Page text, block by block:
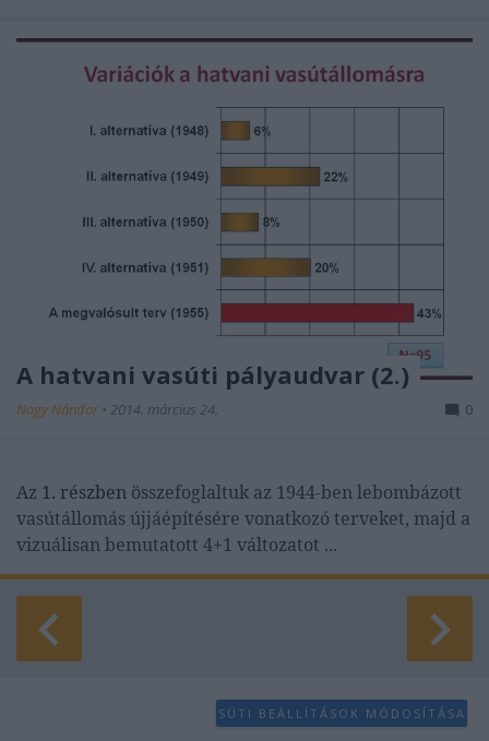
A hatvani vasúti pályaudvar (2.)
Nagy Nándor • 2014. március 24. 0
Az 1. részben összefoglaltuk az 1944-ben lebombázott
vasútállomás újjáépítésére vonatkozó terveket, majd a
vizuálisan bemutatott 4+1 változatot ...
SÜTI BEÁLLÍTÁSOK MÓDOSÍTÁSA